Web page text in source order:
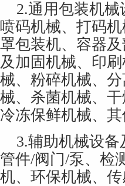
2.通用包装机
喷码机械、打码
罩包装机、容器
及加固机械、印
械、粉碎机械、
械、杀菌机械、
冷冻保鲜机械、其
3.辅助机械设备
管件/阀门/泵、检
机、环保机械、